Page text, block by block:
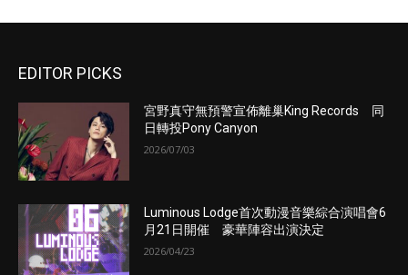
EDITOR PICKS
宮野真守無預警宣佈離巢King Records 同
日轉投Pony Canyon
2026/07/03
Luminous Lodge首次動漫音樂綜合演唱會6
月21日開催 豪華陣容出演決定
2026/04/23